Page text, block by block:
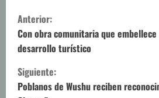
S
i
g
u
Anterior:
Con obra comunitaria que
desarrollo turístico
Siguiente:
Poblanos de Wushu reciben